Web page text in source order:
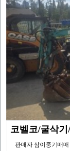
판매자 삼이중기매매